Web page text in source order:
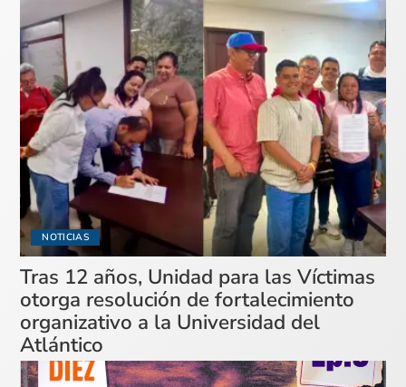
NOTICIAS
Tras 12 años, Unidad para las Víctimas
otorga resolución de fortalecimiento
organizativo a la Universidad del
Atlántico